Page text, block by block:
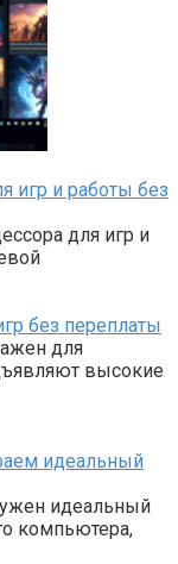
игр и работы без
для игр и
без переплаты
для
высокие
идеальный
идеальный
компьютера,